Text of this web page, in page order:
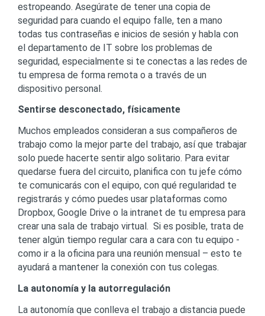
estropeando. Asegúrate de tener una copia de
seguridad para cuando el equipo falle, ten a mano
todas tus contraseñas e inicios de sesión y habla con
el departamento de IT sobre los problemas de
seguridad, especialmente si te conectas a las redes de
tu empresa de forma remota o a través de un
dispositivo personal.
Sentirse desconectado, físicamente
Muchos empleados consideran a sus compañeros de
trabajo como la mejor parte del trabajo, así que trabajar
solo puede hacerte sentir algo solitario. Para evitar
quedarse fuera del circuito, planifica con tu jefe cómo
te comunicarás con el equipo, con qué regularidad te
registrarás y cómo puedes usar plataformas como
Dropbox, Google Drive o la intranet de tu empresa para
crear una sala de trabajo virtual. Si es posible, trata de
tener algún tiempo regular cara a cara con tu equipo -
como ir a la oficina para una reunión mensual – esto te
ayudará a mantener la conexión con tus colegas.
La autonomía y la autorregulación
La autonomía que conlleva el trabajo a distancia puede